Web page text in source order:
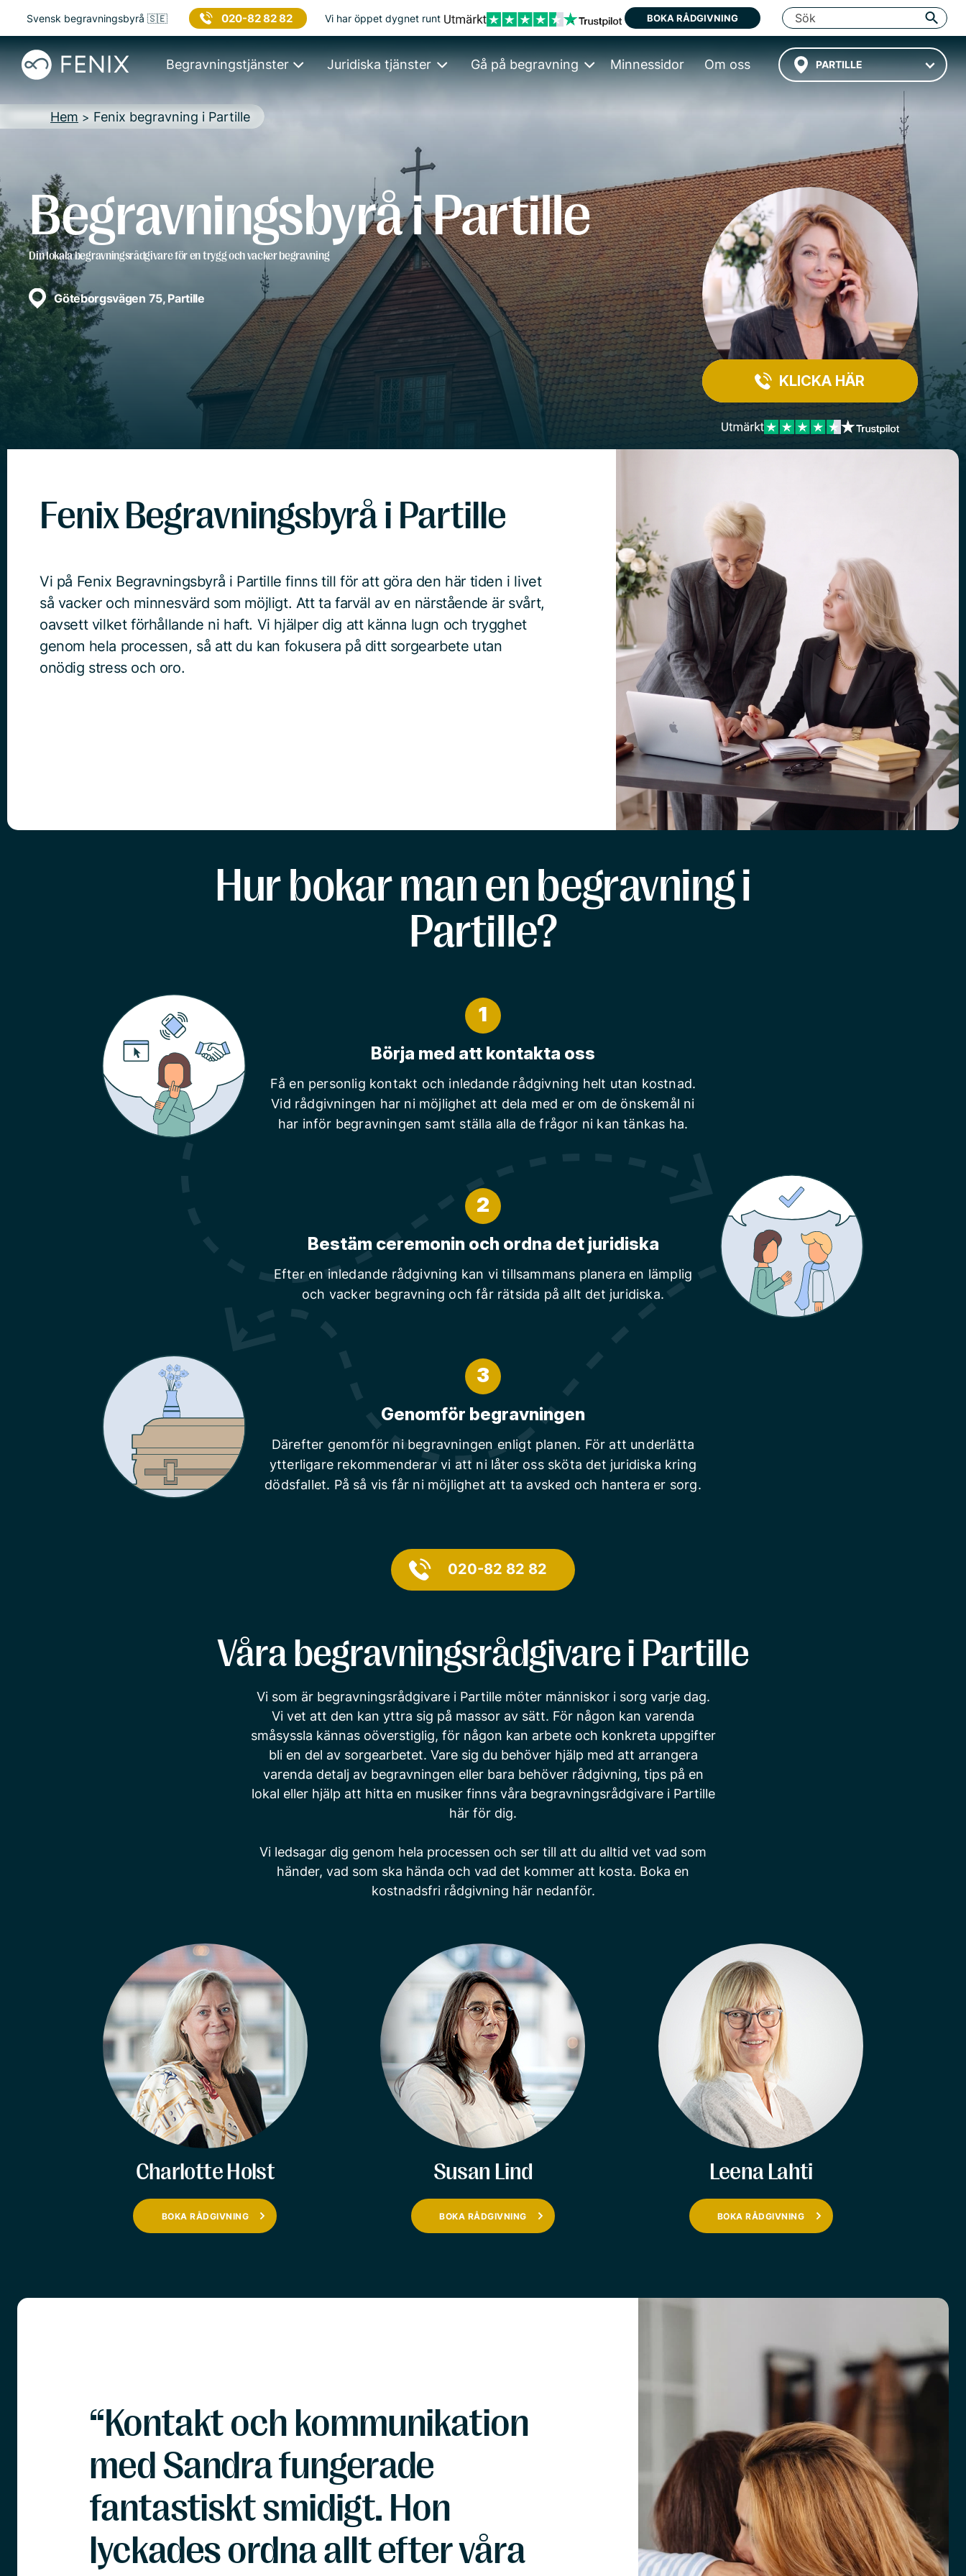
Svensk begravningsbyrå 🇸🇪 020-82 82 82 Vi har öppet dygnet runt BOKA RÅDGIVNING
PARTILLE
Begravningstjänster Juridiska tjänster Gå på begravning Minnessidor Om oss
Hem > Fenix begravning i Partille
Begravningsbyrå i Partille
Din lokala begravningsrådgivare för en trygg och vacker begravning
Göteborgsvägen 75, Partille
KLICKA HÄR
Fenix Begravningsbyrå i Partille
Vi på Fenix Begravningsbyrå i Partille finns till för att göra den här tiden i livet
så vacker och minnesvärd som möjligt. Att ta farväl av en närstående är svårt,
oavsett vilket förhållande ni haft. Vi hjälper dig att känna lugn och trygghet
genom hela processen, så att du kan fokusera på ditt sorgearbete utan
onödig stress och oro.
Hur bokar man en begravning i
Partille?
1
Börja med att kontakta oss
Få en personlig kontakt och inledande rådgivning helt utan kostnad.
Vid rådgivningen har ni möjlighet att dela med er om de önskemål ni
har inför begravningen samt ställa alla de frågor ni kan tänkas ha.
2
Bestäm ceremonin och ordna det juridiska
Efter en inledande rådgivning kan vi tillsammans planera en lämplig
och vacker begravning och får rätsida på allt det juridiska.
3
Genomför begravningen
Därefter genomför ni begravningen enligt planen. För att underlätta
ytterligare rekommenderar vi att ni låter oss sköta det juridiska kring
dödsfallet. På så vis får ni möjlighet att ta avsked och hantera er sorg.
020-82 82 82
Våra begravningsrådgivare i Partille
Vi som är begravningsrådgivare i Partille möter människor i sorg varje dag.
Vi vet att den kan yttra sig på massor av sätt. För någon kan varenda
småsyssla kännas oöverstiglig, för någon kan arbete och konkreta uppgifter
bli en del av sorgearbetet. Vare sig du behöver hjälp med att arrangera
varenda detalj av begravningen eller bara behöver rådgivning, tips på en
lokal eller hjälp att hitta en musiker finns våra begravningsrådgivare i Partille
här för dig.
Vi ledsagar dig genom hela processen och ser till att du alltid vet vad som
händer, vad som ska hända och vad det kommer att kosta. Boka en
kostnadsfri rådgivning här nedanför.
Charlotte Holst
BOKA RÅDGIVNING
Susan Lind
BOKA RÅDGIVNING
Leena Lahti
BOKA RÅDGIVNING
“Kontakt och kommunikation
med Sandra fungerade
fantastiskt smidigt. Hon
lyckades ordna allt efter våra